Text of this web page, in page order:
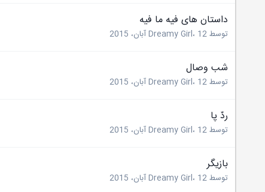
داستان های فیه ما فیه
توسط Dreamy Girl، 12 آبان، 2015
شب وصال
توسط Dreamy Girl، 12 آبان، 2015
ردّ پا
توسط Dreamy Girl، 12 آبان، 2015
بازيگر
توسط Dreamy Girl، 12 آبان، 2015